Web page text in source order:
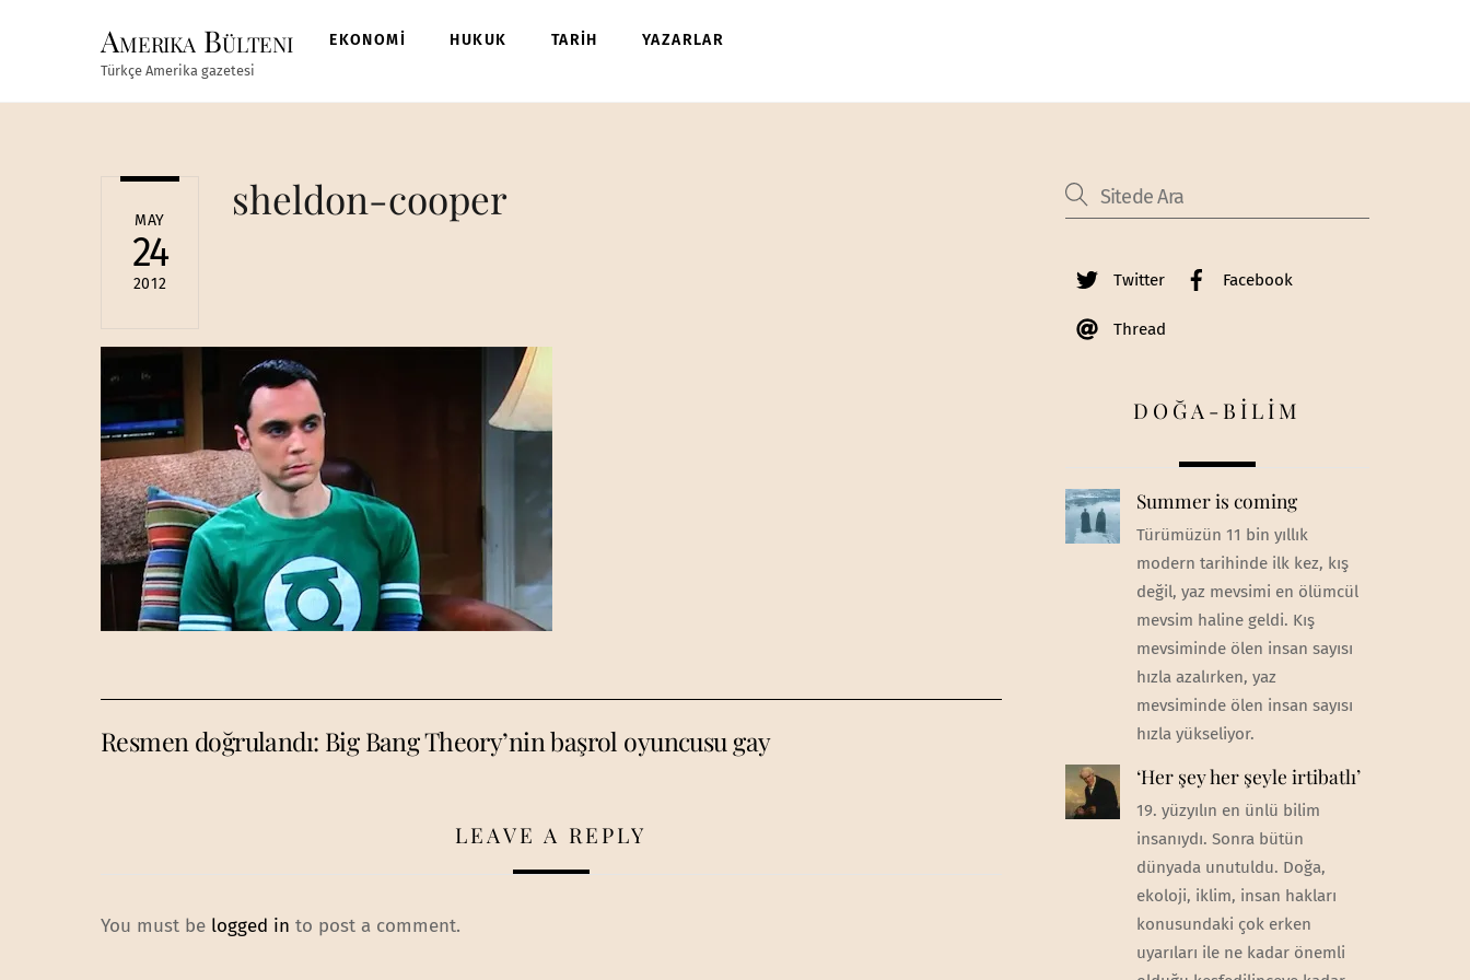
Amerika Bülteni
Türkçe Amerika gazetesi
EKONOMİ HUKUK TARİH YAZARLAR
MAY
24
2012
sheldon-cooper
Resmen doğrulandı: Big Bang Theory’nin başrol oyuncusu gay
LEAVE A REPLY
You must be logged in to post a comment.
Twitter Facebook
Thread
DOĞA-BİLİM
Summer is coming
Türümüzün 11 bin yıllık
modern tarihinde ilk kez, kış
değil, yaz mevsimi en ölümcül
mevsim haline geldi. Kış
mevsiminde ölen insan sayısı
hızla azalırken, yaz
mevsiminde ölen insan sayısı
hızla yükseliyor.
‘Her şey her şeyle irtibatlı’
19. yüzyılın en ünlü bilim
insanıydı. Sonra bütün
dünyada unutuldu. Doğa,
ekoloji, iklim, insan hakları
konusundaki çok erken
uyarıları ile ne kadar önemli